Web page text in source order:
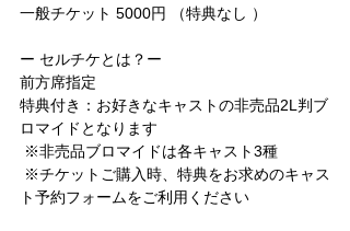
一般チケット 5000円 （特典なし ）
ー セルチケとは？ー
前方席指定
特典付き：お好きなキャストの非売品2L判ブ
ロマイドとなります
※非売品ブロマイドは各キャスト3種
※チケットご購入時、特典をお求めのキャス
ト予約フォームをご利用ください